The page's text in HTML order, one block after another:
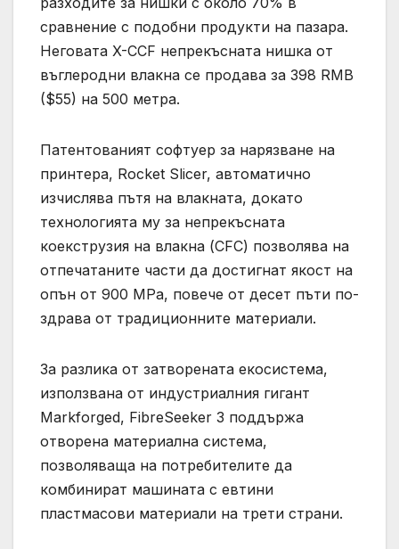
сравнение с подобни продукти на пазара.
Неговата X-CCF непрекъсната нишка от
въглеродни влакна се продава за 398 RMB
($55) на 500 метра.
Патентованият софтуер за нарязване на
принтера, Rocket Slicer, автоматично
изчислява пътя на влакната, докато
технологията му за непрекъсната
коекструзия на влакна (CFC) позволява на
отпечатаните части да достигнат якост на
опън от 900 MPa, повече от десет пъти по-
здрава от традиционните материали.
За разлика от затворената екосистема,
използвана от индустриалния гигант
Markforged, FibreSeeker 3 поддържа
отворена материална система,
позволяваща на потребителите да
комбинират машината с евтини
пластмасови материали на трети страни.